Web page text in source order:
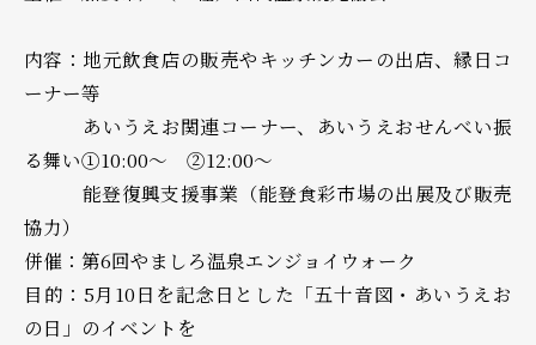
内容：地元飲食店の販売やキッチンカーの出店、縁日コ
ーナー等
あいうえお関連コーナー、あいうえおせんべい振
る舞い①10:00～ ②12:00～
能登復興支援事業（能登食彩市場の出展及び販売
協力）
併催：第6回やましろ温泉エンジョイウォーク
目的：5月10日を記念日とした「五十音図・あいうえお
の日」のイベントを